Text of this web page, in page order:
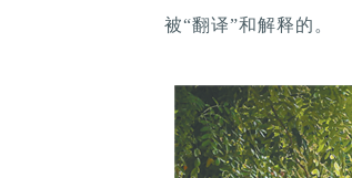
被“翻译”和解释的。